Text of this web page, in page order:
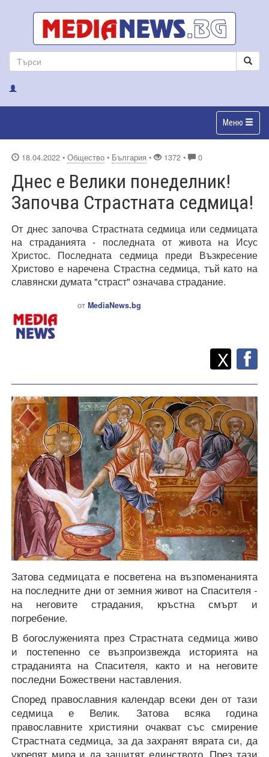
Меню
18.04.2022 • Общество • България • 1372 • 0
Днес е Велики понеделник!
Започва Страстната седмица!
От днес започва Страстната седмица или седмицата
на страданията - последната от живота на Исус
Христос. Последната седмица преди Възкресение
Христово е наречена Страстна седмица, тъй като на
славянски думата "страст" означава страдание.
от MediaNews.bg
Споделете
X
Затова седмицата е посветена на възпоменанията
на последните дни от земния живот на Спасителя -
на неговите страдания, кръстна смърт и
погребение.
В богослуженията през Страстната седмица живо
и постепенно се възпроизвежда историята на
страданията на Спасителя, както и на неговите
последни Божествени наставления.
Според православния календар всеки ден от тази
седмица е Велик. Затова всяка година
православните християни очакват със смирение
Страстната седмица, за да захранят вярата си, да
укрепят мира и да защитят единството. През тази